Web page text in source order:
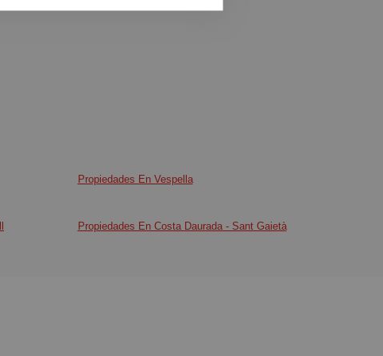
Propiedades En Vespella
Propiedades En Costa Daurada - Sant Gaietà